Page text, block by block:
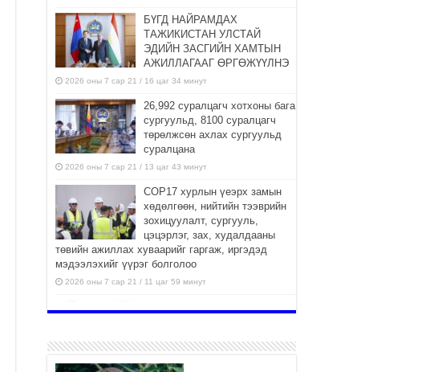
БҮГД НАЙРАМДАХ
ТАЖИКИСТАН УЛСТАЙ
ЭДИЙН ЗАСГИЙН ХАМТЫН
АЖИЛЛАГААГ ӨРГӨЖҮҮЛНЭ
2026 оны 7 сар 21 / 16 цаг 34 минут
26,992 суралцагч хотхоны бага
сургуульд, 8100 суралцагч
төрөлжсөн ахлах сургуульд
суралцана
2026 оны 7 сар 21 / 13 цаг 43 минут
COP17 хурлын үеэрх замын
хөдөлгөөн, нийтийн тээврийн
зохицуулалт, сургууль,
цэцэрлэг, зах, худалдааны
төвийн ажиллах хуваарийг гаргаж, иргэдэд
мэдээлэхийг үүрэг болголоо
2026 оны 7 сар 21 / 11 цаг 59 минут
сонирхлыг нэн тэргүүнд
хангахыг баталгаажууллаа